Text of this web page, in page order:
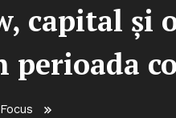
capital și
Focus